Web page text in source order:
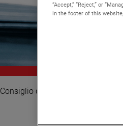
Consiglio di Amministrazione
“Accept,” “Reject,” or
in the footer of this website,